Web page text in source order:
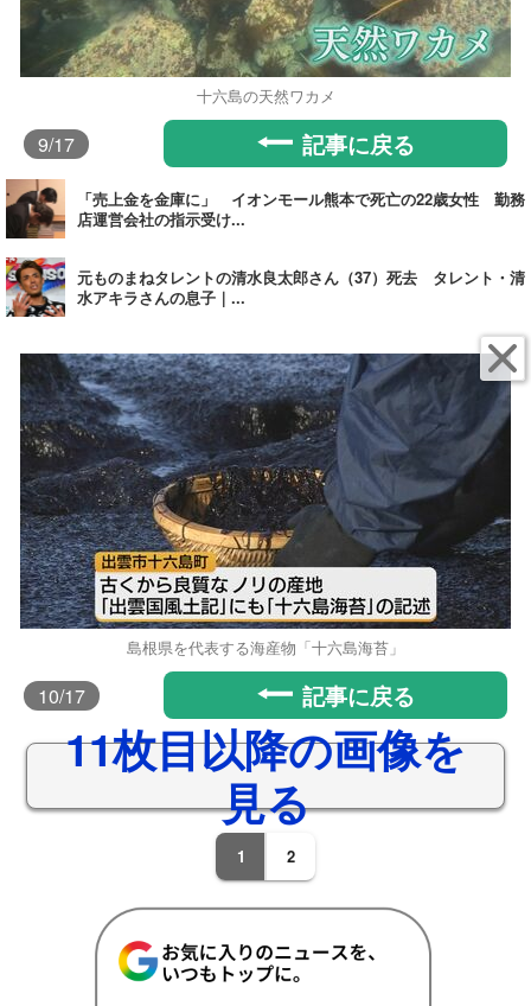
十六島の天然ワカメ
9/17 記事に戻る
「売上金を金庫に」 イオンモール熊本で死亡の22歳女性 勤務
店運営会社の指示受け...
元ものまねタレントの清水良太郎さん（37）死去 タレント・清
水アキラさんの息子｜...
島根県を代表する海産物「十六島海苔」
10/17 記事に戻る
11枚目以降の画像を
見る
1 2